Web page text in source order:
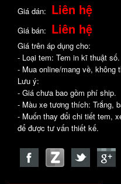
Giá dán: Liên hệ
Giá bán: Liên hệ
Giá trên áp dụng cho:
- Loại tem: Tem in kĩ thuật số.
- Mua online/mang về,
Lưu ý:
- Giá chưa bao gồm phí ship.
- Màu xe tương thích: Trắng,
- Muốn thay đổi chi tiết tem,
để được tư vấn thiết kế.